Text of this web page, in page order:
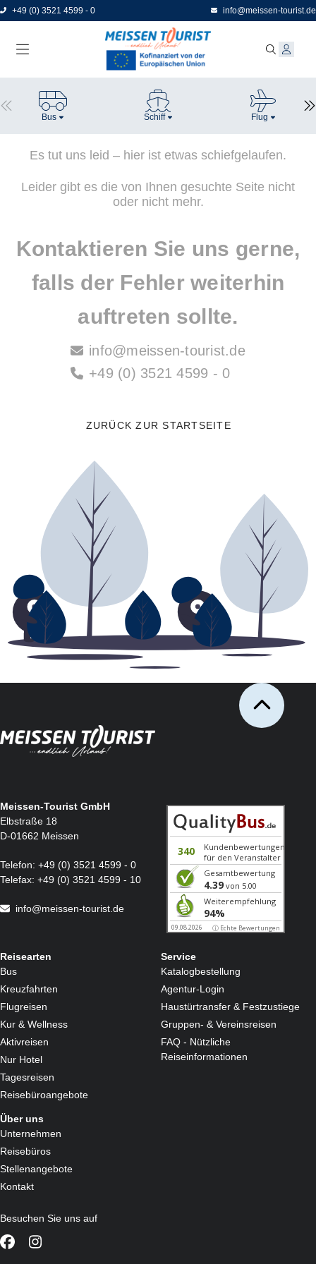
Direkt
zum
+49 (0) 3521 4599 - 0 info@meissen-tourist.de
Bus Schiff Flug
Es tut uns leid – hier ist etwas schiefgelaufen.
Leider gibt es die von Ihnen gesuchte Seite nicht
oder nicht mehr.
Kontaktieren Sie uns gerne,
falls der Fehler weiterhin
auftreten sollte.
info@meissen-tourist.de
+49 (0) 3521 4599 - 0
ZURÜCK ZUR STARTSEITE
Meissen-Tourist GmbH
Elbstraße 18
D-01662 Meissen
Telefon: +49 (0) 3521 4599 - 0
Telefax: +49 (0) 3521 4599 - 10
info@meissen-tourist.de
Reisearten
Bus
Kreuzfahrten
Flugreisen
Kur & Wellness
Aktivreisen
Nur Hotel
Tagesreisen
Reisebüroangebote
Service
Katalogbestellung
Agentur-Login
Haustürtransfer & Festzustiege
Gruppen- & Vereinsreisen
FAQ - Nützliche
Reiseinformationen
Über uns
Unternehmen
Reisebüros
Stellenangebote
Kontakt
Besuchen Sie uns auf